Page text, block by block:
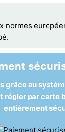
normes
grâce au
régler par carte
entièrement